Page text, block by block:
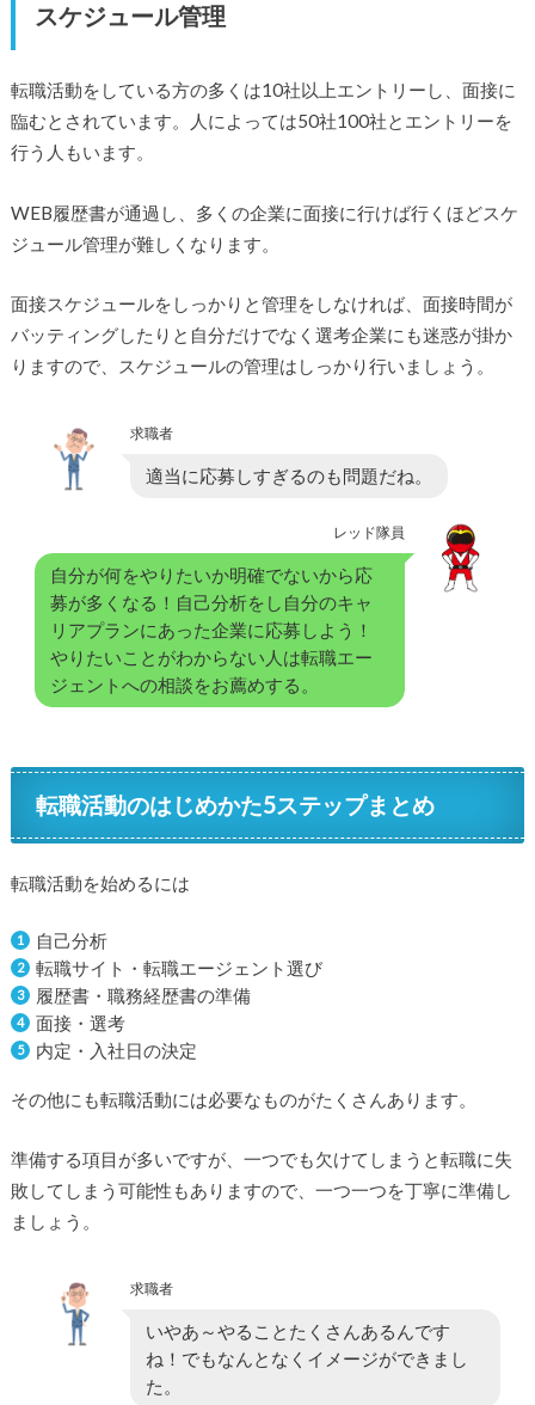
スケジュール管理
転職活動をしている方の多くは10社以上エントリーし、面接に
臨むとされています。人によっては50社100社とエントリーを
行う人もいます。
WEB履歴書が通過し、多くの企業に面接に行けば行くほどスケ
ジュール管理が難しくなります。
面接スケジュールをしっかりと管理をしなければ、面接時間が
バッティングしたりと自分だけでなく選考企業にも迷惑が掛か
りますので、スケジュールの管理はしっかり行いましょう。
求職者
適当に応募しすぎるのも問題だね。
レッド隊員
自分が何をやりたいか明確でないから応
募が多くなる！自己分析をし自分のキャ
リアプランにあった企業に応募しよう！
やりたいことがわからない人は転職エー
ジェントへの相談をお薦めする。
転職活動のはじめかた5ステップまとめ
転職活動を始めるには
自己分析
転職サイト・転職エージェント選び
履歴書・職務経歴書の準備
面接・選考
内定・入社日の決定
その他にも転職活動には必要なものがたくさんあります。
準備する項目が多いですが、一つでも欠けてしまうと転職に失
敗してしまう可能性もありますので、一つ一つを丁寧に準備し
ましょう。
求職者
いやあ～やることたくさんあるんです
ね！でもなんとなくイメージができまし
た。